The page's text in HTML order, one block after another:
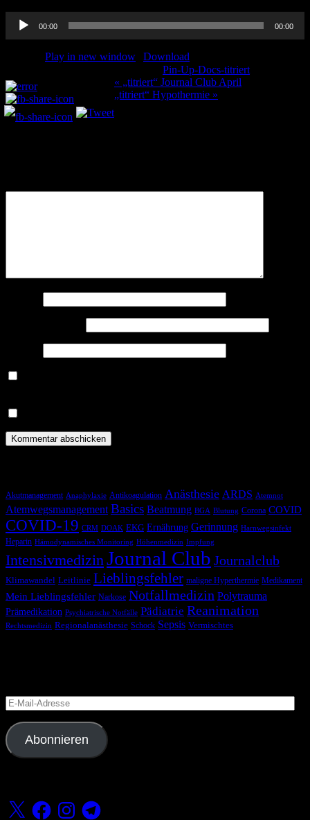
Audio-
Player
00:00 00:00
Play in new window
Download
Pin-Up-Docs-titriert
Beitragsnavigation« „titriert“ Journal Club April
„titriert“ Hypothermie »
Akutmanagement Anaphylaxie Antikoagulation Anästhesie ARDS Atemnot
Atemwegsmanagement Basics Beatmung BGA Blutung Corona COVID
COVID-19 CRM DOAK EKG Ernährung Gerinnung Harnwegsinfekt
Heparin Hämodynamisches Monitoring Höhenmedizin Impfung
IntensivmedizinJournal Club Journalclub
Klimawandel Leitlinie Lieblingsfehler maligne Hyperthermie Medikament
Mein Lieblingsfehler Narkose Notfallmedizin Polytrauma
Prämedikation Psychiatrische Notfälle Pädiatrie Reanimation
Rechtsmedizin Regionalanästhesie Schock Sepsis Vermischtes
E-
Mail-
Adresse
Abonnieren
X FacebookInstagramTelegram